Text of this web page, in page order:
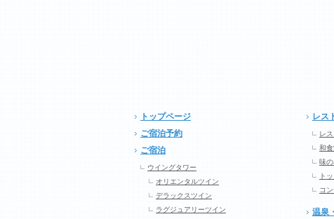
トップページ
ご宿泊予約
ご宿泊
ウイングタワー
オリエンタルツイン
デラックスツイン
ラグジュアリーツイン
レス
レ
和
味
ト
コ
温泉